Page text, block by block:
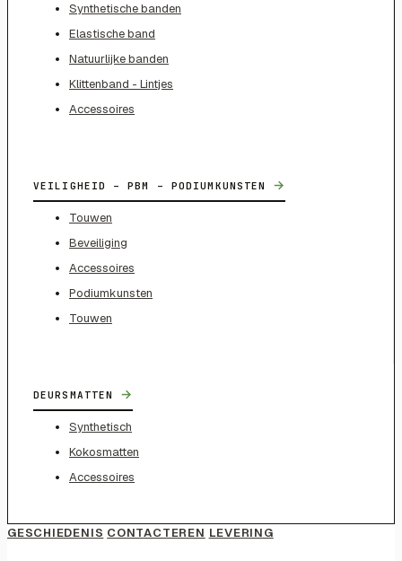
Synthetische banden
Elastische band
Natuurlijke banden
Klittenband - Lintjes
Accessoires
VEILIGHEID – PBM – PODIUMKUNSTEN →
Touwen
Beveiliging
Accessoires
Podiumkunsten
Touwen
DEURSMATTEN →
Synthetisch
Kokosmatten
Accessoires
GESCHIEDENIS CONTACTEREN LEVERING